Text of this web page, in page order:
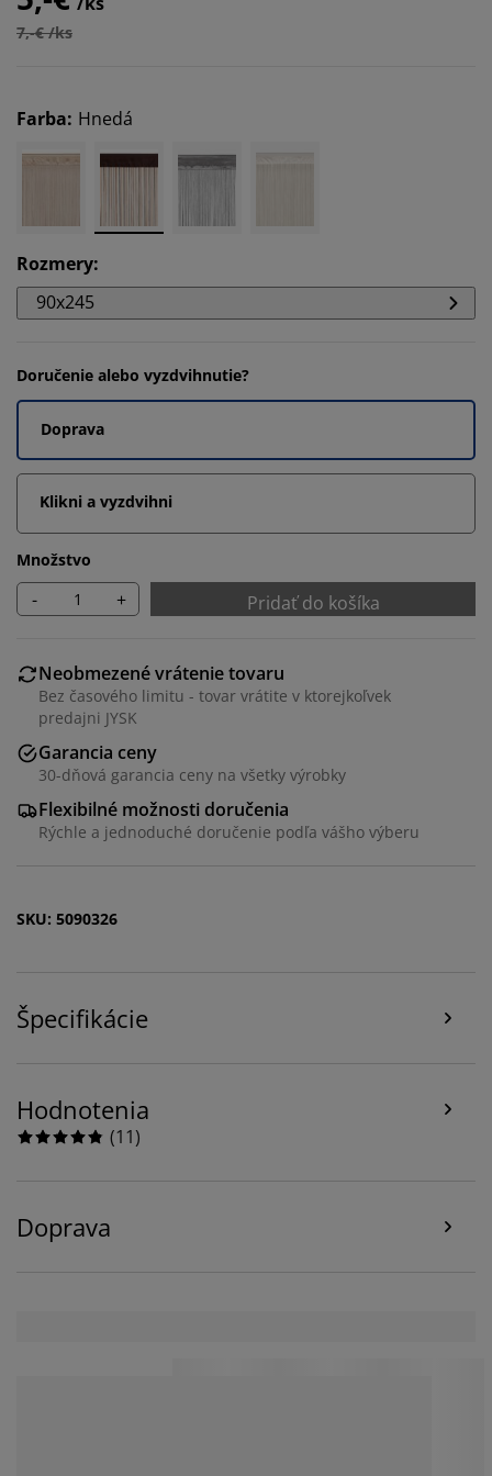
7,-€ /ks
Farba: Hnedá
Rozmery:
90x245
Doručenie alebo vyzdvihnutie?
Doprava
Klikni a vyzdvihni
Množstvo
- + Pridať do košíka
Neobmezené vrátenie tovaru
Bez časového limitu - tovar vrátite v ktorejkoľvek
predajni JYSK
Garancia ceny
30-dňová garancia ceny na všetky výrobky
Flexibilné možnosti doručenia
Rýchle a jednoduché doručenie podľa vášho výberu
SKU: 5090326
Špecifikácie
Hodnotenia
(11)
Doprava
Prispôsobujeme váš zážitok
V JYSKu používame súbory cookie a mobilné
identifikátory, aby sme vám zabezpečili dobrú
zabezpečiť funkčnosť, štatistiky a relevantný marketing.
partnermi (napr. Google, Meta a TikTok) na účely
prispôsobených a statických reklám. Viac o účeloch si
na tlačidlo „Prijať všetko“ súhlasíte so všetkými tromi
účelmi. Prečítajte si viac o našom
spracovaní osobných údajov